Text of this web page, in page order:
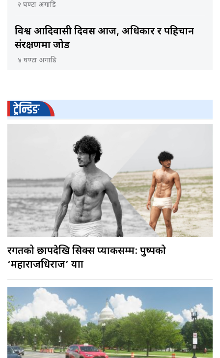
२ घण्टा अगाडि
विश्व आदिवासी दिवस आज, अधिकार र पहिचान
संरक्षणमा जोड
४ घण्टा अगाडि
ट्रेन्डिङ
रगतको छापदेखि सिक्स प्याकसम्म: पुष्पको
‘महाराजधिराज’ यात्रा